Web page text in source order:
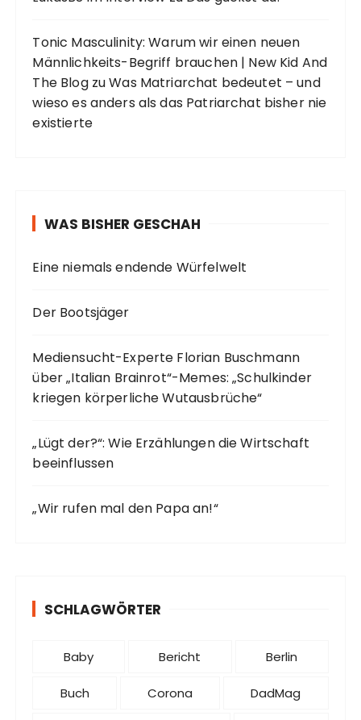
Tonic Masculinity: Warum wir einen neuen
Männlichkeits-Begriff brauchen | New Kid And
The BlogzuWas Matriarchat bedeutet – und
wieso es anders als das Patriarchat bisher nie
existierte
WAS BISHER GESCHAH
Eine niemals endende Würfelwelt
Der Bootsjäger
Mediensucht-Experte Florian Buschmann
über „Italian Brainrot“-Memes: „Schulkinder
kriegen körperliche Wutausbrüche“
„Lügt der?“: Wie Erzählungen die Wirtschaft
beeinflussen
„Wir rufen mal den Papa an!“
SCHLAGWÖRTER
Baby Bericht Berlin
Buch Corona DadMag